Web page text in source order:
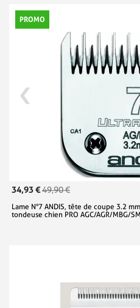
PROMO
34,93 €49,90 €
Lame N°7 ANDIS, tête de coupe 3.2
tondeuse chien PRO AGC/AGR/MBG/